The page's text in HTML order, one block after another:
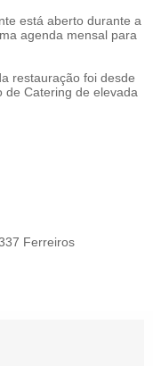
está aberto durante a
agenda mensal para
restauração foi desde
de Catering de elevada
Ferreiros